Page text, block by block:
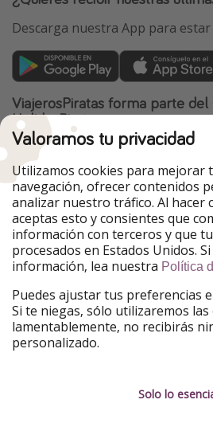
Descarga nuestra App para estar
ViajerosPiratas forma parte del
HolidayPirates
Nuestros mercados
PiratinViaggio
VakantiePiraten
VoyagesPirates
Urlaubspiraten
TravelPirates
Nuestro grupo
HolidayPirates Group
Conócenos mejor
Sobre ViajerosPiratas
Valoramos tu privacidad
Utilizamos cookies para mejorar
navegación, ofrecer contenidos
analizar nuestro tráfico. Al hacer
aceptas esto y consientes que
información con terceros y que
procesados en Estados Unidos.
información, lea nuestra Política
Puedes ajustar tus preferencias
Si te niegas, sólo utilizaremos las
lamentablemente, no recibirás
personalizado.
Solo lo